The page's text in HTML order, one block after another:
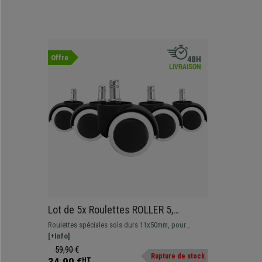
Offre
Lot de 5x Roulettes ROLLER 5,
11x50mm, Sols Durs, Noir et Blanc
Roulettes spéciales sols durs 11x50mm, pour
toutes chaises de bureau, résistance maximale
[+Info]
59,90 €
HT Rupture de stock